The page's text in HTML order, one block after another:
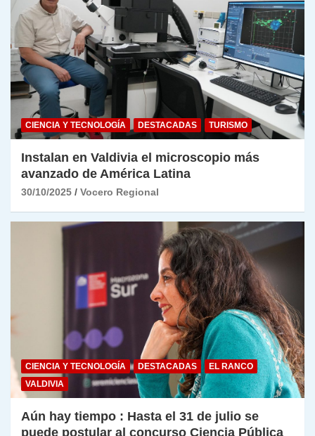
CIENCIA Y TECNOLOGÍA DESTACADAS TURISMO
Instalan en Valdivia el microscopio más
avanzado de América Latina
30/10/2025 Vocero Regional
CIENCIA Y TECNOLOGÍA DESTACADAS
EL RANCO
VALDIVIA
Aún hay tiempo : Hasta el 31 de julio se
puede postular al concurso Ciencia Pública